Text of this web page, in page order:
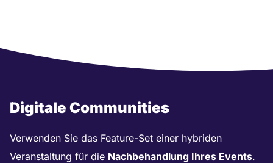
Digitale Communities
Verwenden Sie das Feature-Set einer hybriden
Veranstaltung für die Nachbehandlung Ihres Events.